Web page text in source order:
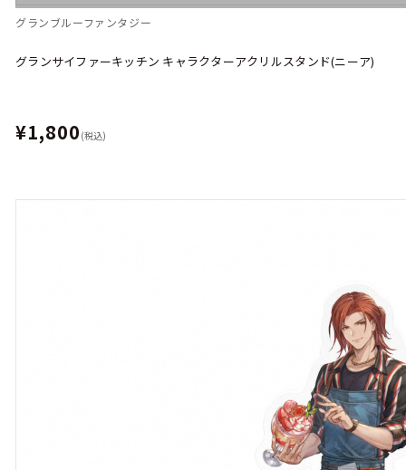
グランブルーファンタジー
グランサイファーキッチン キャラクターアクリルスタンド(ニーア)
¥1,800 (税込)